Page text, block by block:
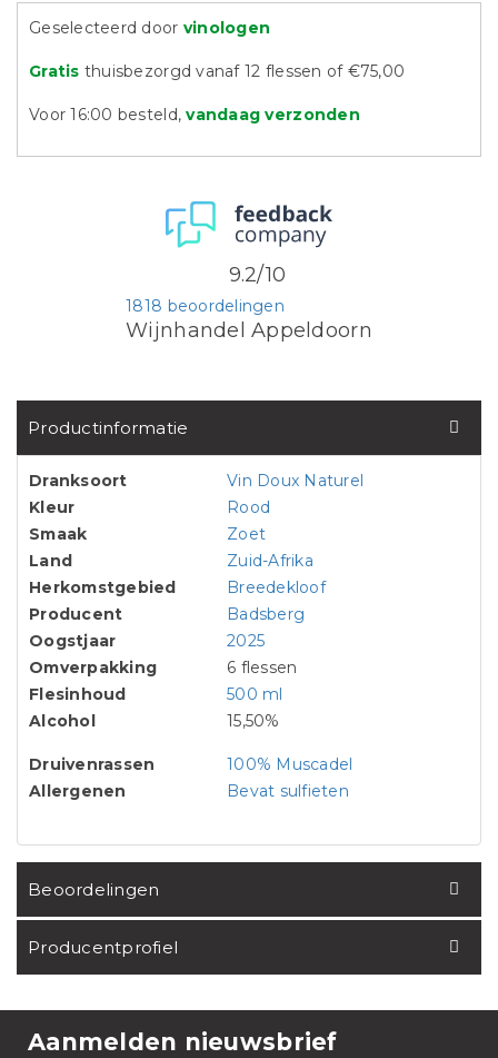
Geselecteerd door vinologen
Gratis thuisbezorgd vanaf 12 flessen of €75,00
Voor 16:00 besteld,vandaag verzonden
Wijnhandel Appeldoorn
1818 beoordelingen
9.2/10
Productinformatie
Dranksoort
Vin Doux Naturel
Kleur
Rood
Smaak
Zoet
Land
Zuid-Afrika
Herkomstgebied
Breedekloof
Producent
Badsberg
Oogstjaar
2025
Omverpakking
6 flessen
Flesinhoud
500 ml
Alcohol
15,50%
Druivenrassen
100% Muscadel
Allergenen
Bevat sulfieten
Beoordelingen
Producentprofiel
Aanmelden nieuwsbrief